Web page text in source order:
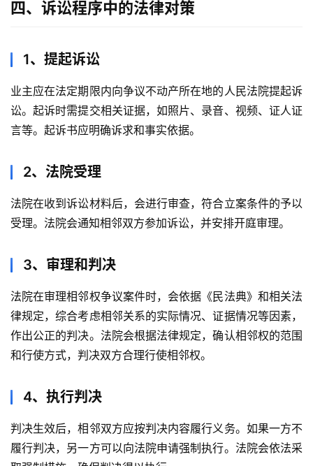
四、诉讼程序中的法律对策
1、提起诉讼
业主应在法定期限内向争议不动产所在地的人民法院提起诉
讼。起诉时需提交相关证据，如照片、录音、视频、证人证
言等。起诉书应明确诉求和事实依据。
2、法院受理
法院在收到诉讼材料后，会进行审查，符合立案条件的予以
受理。法院会通知相邻双方参加诉讼，并安排开庭审理。
3、审理和判决
法院在审理相邻权争议案件时，会依据《民法典》和相关法
律规定，综合考虑相邻关系的实际情况、证据情况等因素，
作出公正的判决。法院会根据法律规定，确认相邻权的范围
和行使方式，判决双方合理行使相邻权。
4、执行判决
判决生效后，相邻双方应按判决内容履行义务。如果一方不
履行判决，另一方可以向法院申请强制执行。法院会依法采